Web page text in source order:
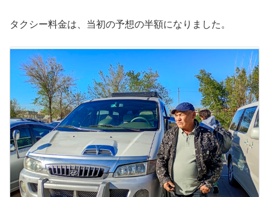
タクシー料金は、当初の予想の半額になりました。